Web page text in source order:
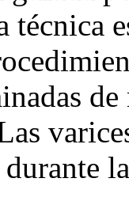
técnica